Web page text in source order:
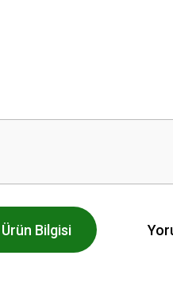
Ürün Bilgisi